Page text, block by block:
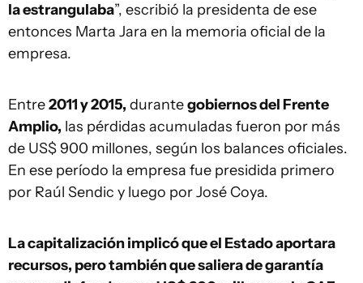
la estrangulaba”, escribió la presidenta de ese
entonces Marta Jara en la memoria oficial de la
empresa.
Entre2011 y 2015, durantegobiernos del Frente
Amplio, las pérdidas acumuladas fueron por más
de US$ 900 millones, según los balances oficiales.
En ese período la empresa fue presidida primero
por Raúl Sendic y luego por José Coya.
La capitalización implicó que el Estado aportara
recursos, pero también que saliera de garantía